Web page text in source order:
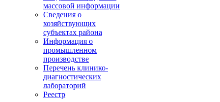
массовой информации
Сведения о
хозяйствующих
субъектах района
Информация о
промышленном
производстве
Перечень клинико-
диагностических
лабораторий
Реестр